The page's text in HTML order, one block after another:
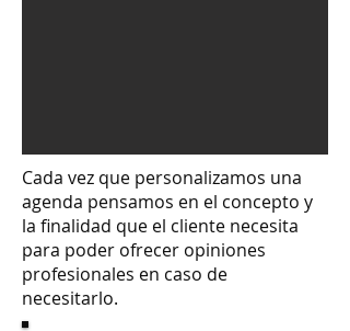
Cada vez que personalizamos una
agenda pensamos en el concepto y
la finalidad que el cliente necesita
para poder ofrecer opiniones
profesionales en caso de
necesitarlo.